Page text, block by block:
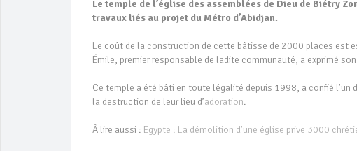
Le temple de l’église des assemblées de Dieu de Biétry
travaux liés au projet du Métro d’Abidjan.
Le coût de la construction de cette bâtisse de 2000 places est
Émile, premier responsable de ladite communauté, a exprimé
Ce temple a été bâti en toute légalité depuis 1998, a confié l’un
la destruction de leur lieu d’adoration.
À lire aussi : Egypte : La démolition d’une église prive 3000